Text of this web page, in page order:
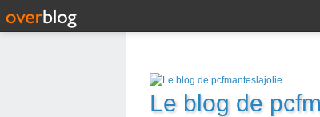
Le blog de